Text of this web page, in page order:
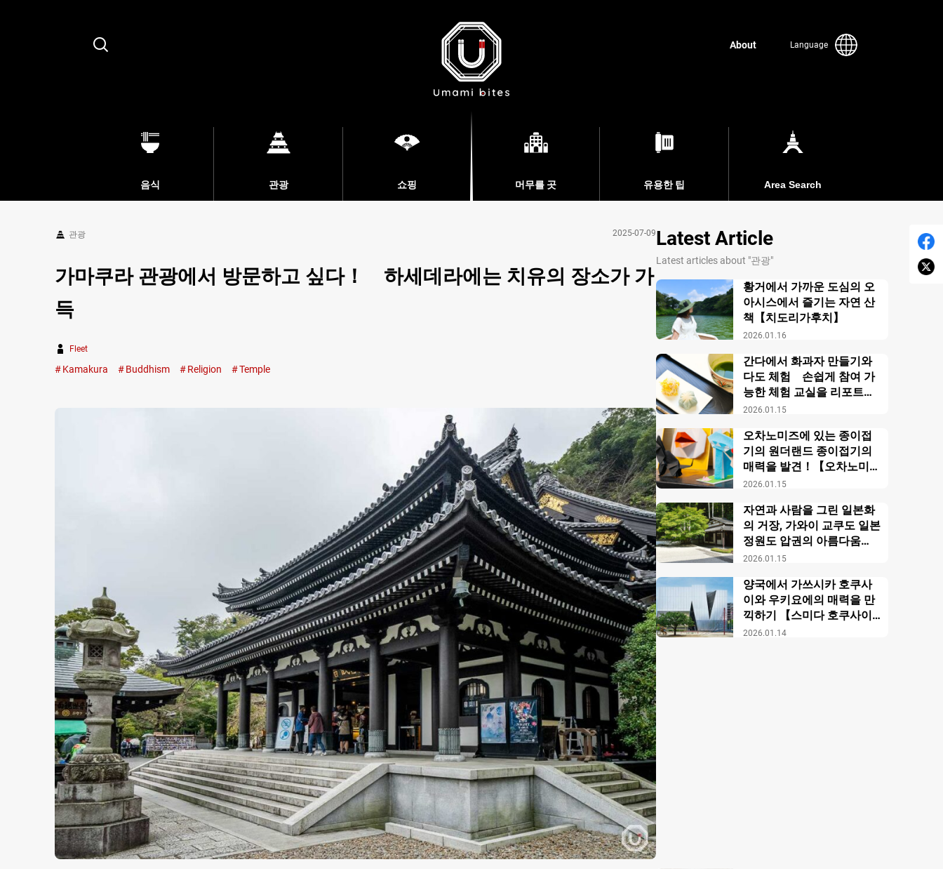
Search
About Language
음식 관광 쇼핑 머무를 곳 유용한 팁 Area Search
관광 2025-07-09
가마쿠라 관광에서 방문하고 싶다！ 하세데라에는 치유의 장소가 가
득
Fleet
Kamakura Buddhism Religion Temple
Latest Article
Latest articles about "관광"
2026.01.16
황거에서 가까운 도심의 오
아시스에서 즐기는 자연 산
책【치도리가후치】
2026.01.15
간다에서 화과자 만들기와
다도 체험 손쉽게 참여 가
능한 체험 교실을 리포트
【니혼 분카 타이켄 안an도
2026.01.15
오차노미즈에 있는 종이접
기의 원더랜드 종이접기의
매력을 발견！【오차노미즈
오리가미 회관】
2026.01.15
자연과 사람을 그린 일본화
의 거장, 가와이 교쿠도 일본
정원도 압권의 아름다움
【교쿠도 미술관】
2026.01.14
양국에서 가쓰시카 호쿠사
이와 우키요에의 매력을 만
끽하기 【스미다 호쿠사이
미술관】의 즐기는 방법